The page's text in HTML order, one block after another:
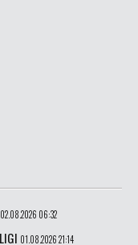
02.08.2026 06:32
01.08.2026 21:14